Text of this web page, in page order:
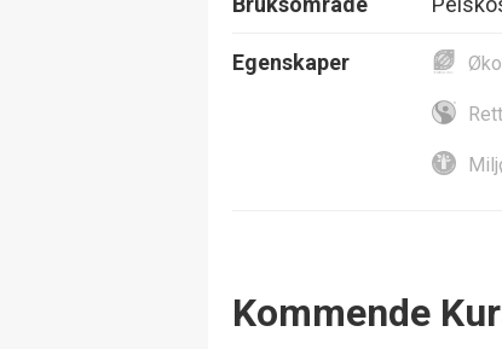
Egenskaper
Events
Kommende